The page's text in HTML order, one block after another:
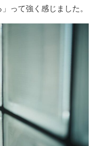
って強く感じました。